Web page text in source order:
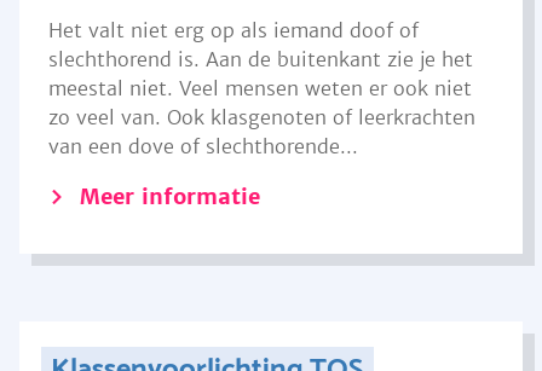
Het valt niet erg op als iemand doof of
slechthorend is. Aan de buitenkant zie je het
meestal niet. Veel mensen weten er ook niet
zo veel van. Ook klasgenoten of leerkrachten
van een dove of slechthorende...
Meer informatie